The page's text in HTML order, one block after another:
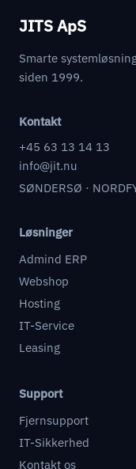
JITS ApS
Smarte
siden 1999.
Kontakt
+45 63 13 14 13
info@jit.nu
SØNDERSØ ·
Løsninger
Admind ERP
Webshop
Hosting
IT-Service
Leasing
Support
Fjernsupport
IT-Sikkerhed
Kontakt os